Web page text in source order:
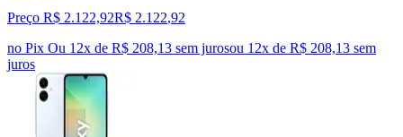
Preço R$ 2.122,92R$ 2.122,92
no Pix Ou 12x de R$ 208,13 sem jurosou 12x de R$ 208,13 sem
juros